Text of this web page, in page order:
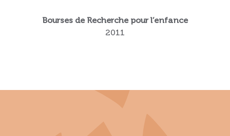
Bourses de Recherche pour l’enfance
2011